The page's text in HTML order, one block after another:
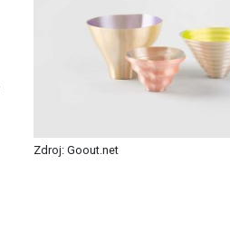
Zdroj: Goout.net